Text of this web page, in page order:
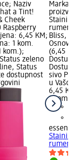
Naziv
a Tint!
Cheek
Raspberry
6,45 KM;
1 kom.
kom.);
zeleno
Status
dostupnost
Marka:
Staining
Bliss, 5
(6,45
sivo
u Vašoj
6,45 KM
1 kom.
essence
Staining